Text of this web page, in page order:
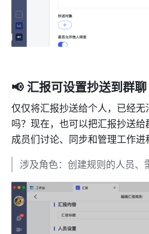
📢 汇报可设置抄送到群聊
仅仅将汇报抄送给个人，已经
吗？现在，也可以把汇报抄送
成员们讨论、同步和管理工作进
涉及角色：创建规则的人员、